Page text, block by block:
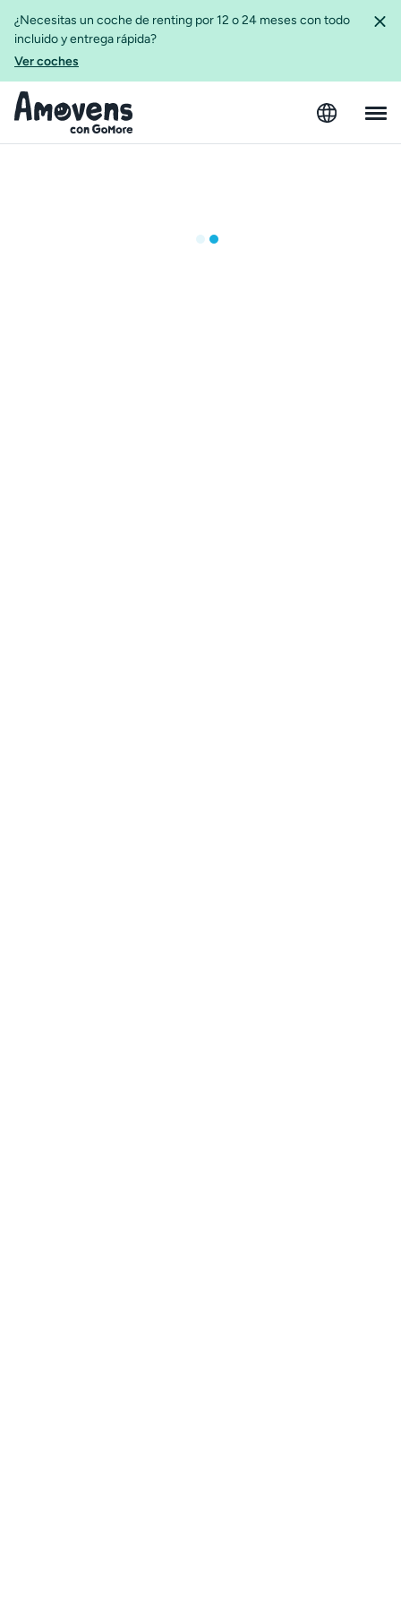
¿Necesitas un coche de renting por 12 o 24 meses con todo
incluido y entrega rápida?
Ver coches